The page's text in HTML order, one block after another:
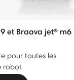
et Braava jet® m6
pour toutes les
robot